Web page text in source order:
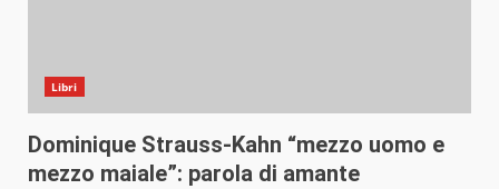
Libri
Dominique Strauss-Kahn “mezzo uomo e
mezzo maiale”: parola di amante